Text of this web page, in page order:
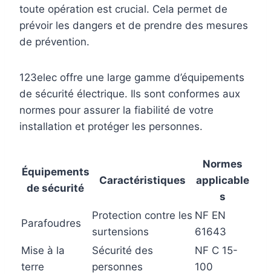
toute opération est crucial. Cela permet de
prévoir les dangers et de prendre des mesures
de prévention.
123elec offre une large gamme d’équipements
de sécurité électrique. Ils sont conformes aux
normes pour assurer la fiabilité de votre
installation et protéger les personnes.
Équipements
de sécurité
Caractéristiques
Normes
applicable
s
Parafoudres
Protection contre les
surtensions
NF EN
61643
Mise à la
terre
Sécurité des
personnes
NF C 15-
100